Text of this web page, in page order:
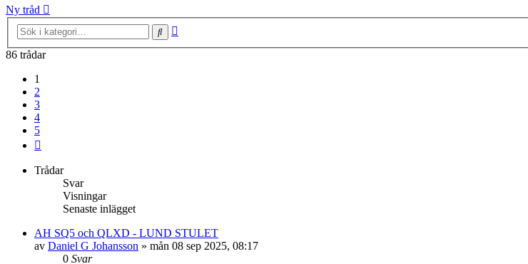
Ny tråd
Sök
86 trådar
1
2
3
4
5
Trådar
Svar
Visningar
Senaste inlägget
AH SQ5 och QLXD - LUND STULET
av Daniel G Johansson » mån 08 sep 2025, 08:17
0 Svar